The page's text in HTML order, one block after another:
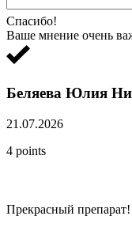
Спасибо!
Ваше мнение очень
Беляева Юлия
21.07.2026
4 points
Прекрасный препарат!